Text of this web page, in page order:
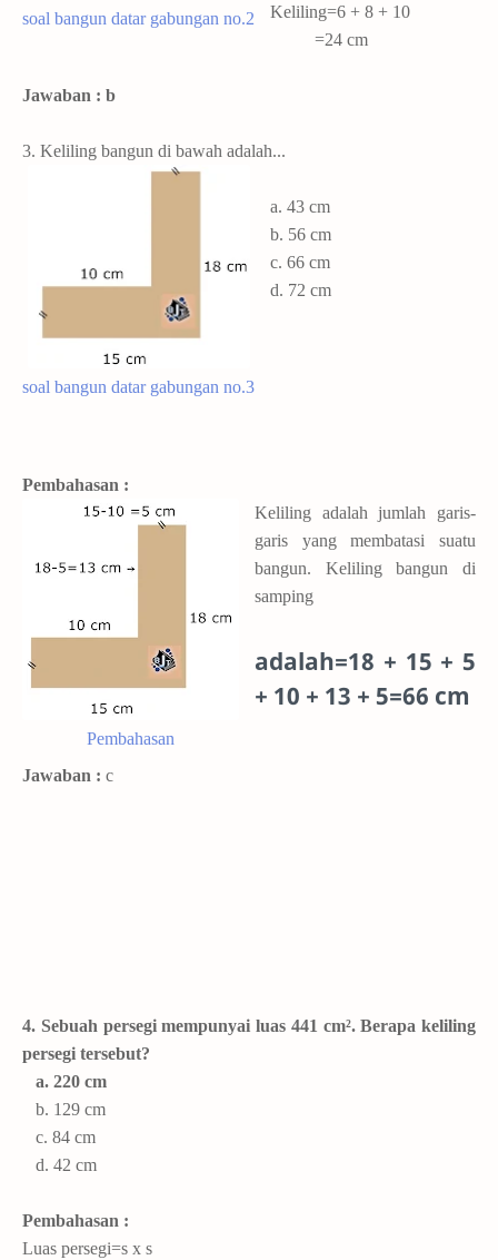
soal bangun datar gabungan no.2
Keliling=6 + 8 + 10
=24 cm
Jawaban : b
3. Keliling bangun di bawah adalah...
soal bangun datar gabungan no.3
a. 43 cm
b. 56 cm
c. 66 cm
d. 72 cm
Pembahasan :
Pembahasan
Keliling adalah jumlah garis-
garis yang membatasi suatu
bangun. Keliling bangun di
samping
adalah=18 + 15 + 5
+ 10 + 13 + 5=66 cm
Jawaban : c
4. Sebuah persegi mempunyai luas 441 cm². Berapa keliling
persegi tersebut?
a. 220 cm
b. 129 cm
c. 84 cm
d. 42 cm
Pembahasan :
Luas persegi=s x s